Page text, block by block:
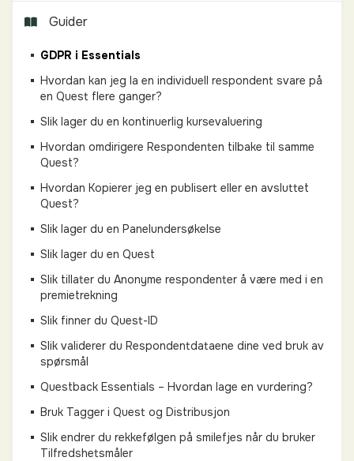
Guider
GDPR i Essentials
Hvordan kan jeg la en individuell respondent svare på
en Quest flere ganger?
Slik lager du en kontinuerlig kursevaluering
Hvordan omdirigere Respondenten tilbake til samme
Quest?
Hvordan Kopierer jeg en publisert eller en avsluttet
Quest?
Slik lager du en Panelundersøkelse
Slik lager du en Quest
Slik tillater du Anonyme respondenter å være med i en
premietrekning
Slik finner du Quest-ID
Slik validerer du Respondentdataene dine ved bruk av
spørsmål
Questback Essentials – Hvordan lage en vurdering?
Bruk Tagger i Quest og Distribusjon
Slik endrer du rekkefølgen på smilefjes når du bruker
Tilfredshetsmåler